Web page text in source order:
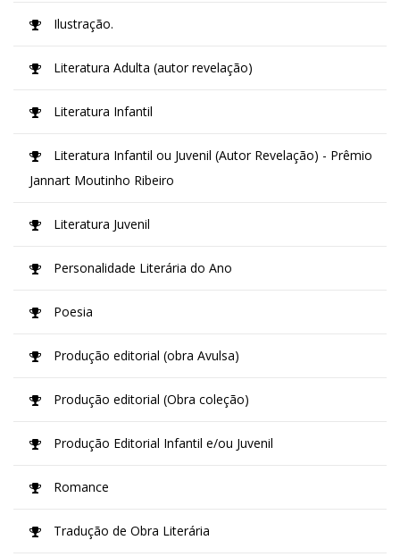
Ilustração.
Literatura Adulta (autor revelação)
Literatura Infantil
Literatura Infantil ou Juvenil (Autor Revelação) - Prêmio
Jannart Moutinho Ribeiro
Literatura Juvenil
Personalidade Literária do Ano
Poesia
Produção editorial (obra Avulsa)
Produção editorial (Obra coleção)
Produção Editorial Infantil e/ou Juvenil
Romance
Tradução de Obra Literária